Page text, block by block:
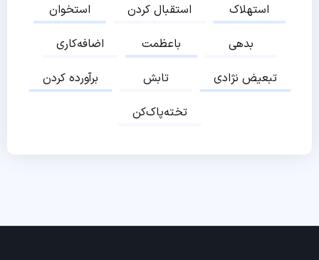
استخوان
استقبال کردن
استهلاک
اضافه‌کاری
باعظمت
بدهی
برآورده کردن
تابش
تبعیض نژادی
تخته‌پاک‌کن